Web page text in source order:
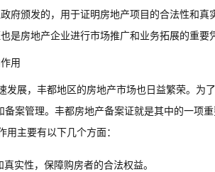
府颁发的，用于证明房地产项目的合法性和
是房地产企业进行市场推广和业务拓展的重要
用
发展，丰都地区的房地产市场也日益繁荣。为
案管理。丰都房地产备案证就是其中的一项重
主要有以下几个方面：
真实性，保障购房者的合法权益。